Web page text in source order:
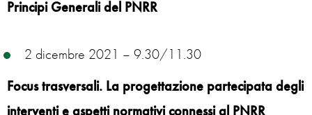
Principi Generali del PNRR
2 dicembre 2021 – 9.30/11.30
Focus trasversali. La progettazione partecipata degli
interventi e aspetti normativi connessi al PNRR